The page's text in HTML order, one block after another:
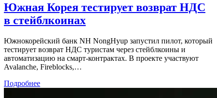
Южная Корея тестирует возврат НДС
в стейблкоинах
Южнокорейский банк NH NongHyup запустил пилот, который
тестирует возврат НДС туристам через стейблкоины и
автоматизацию на смарт-контрактах. В проекте участвуют
Avalanche, Fireblocks,…
Подробнее